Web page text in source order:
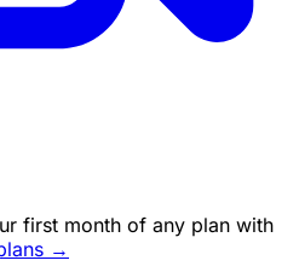
first month of any plan with
→